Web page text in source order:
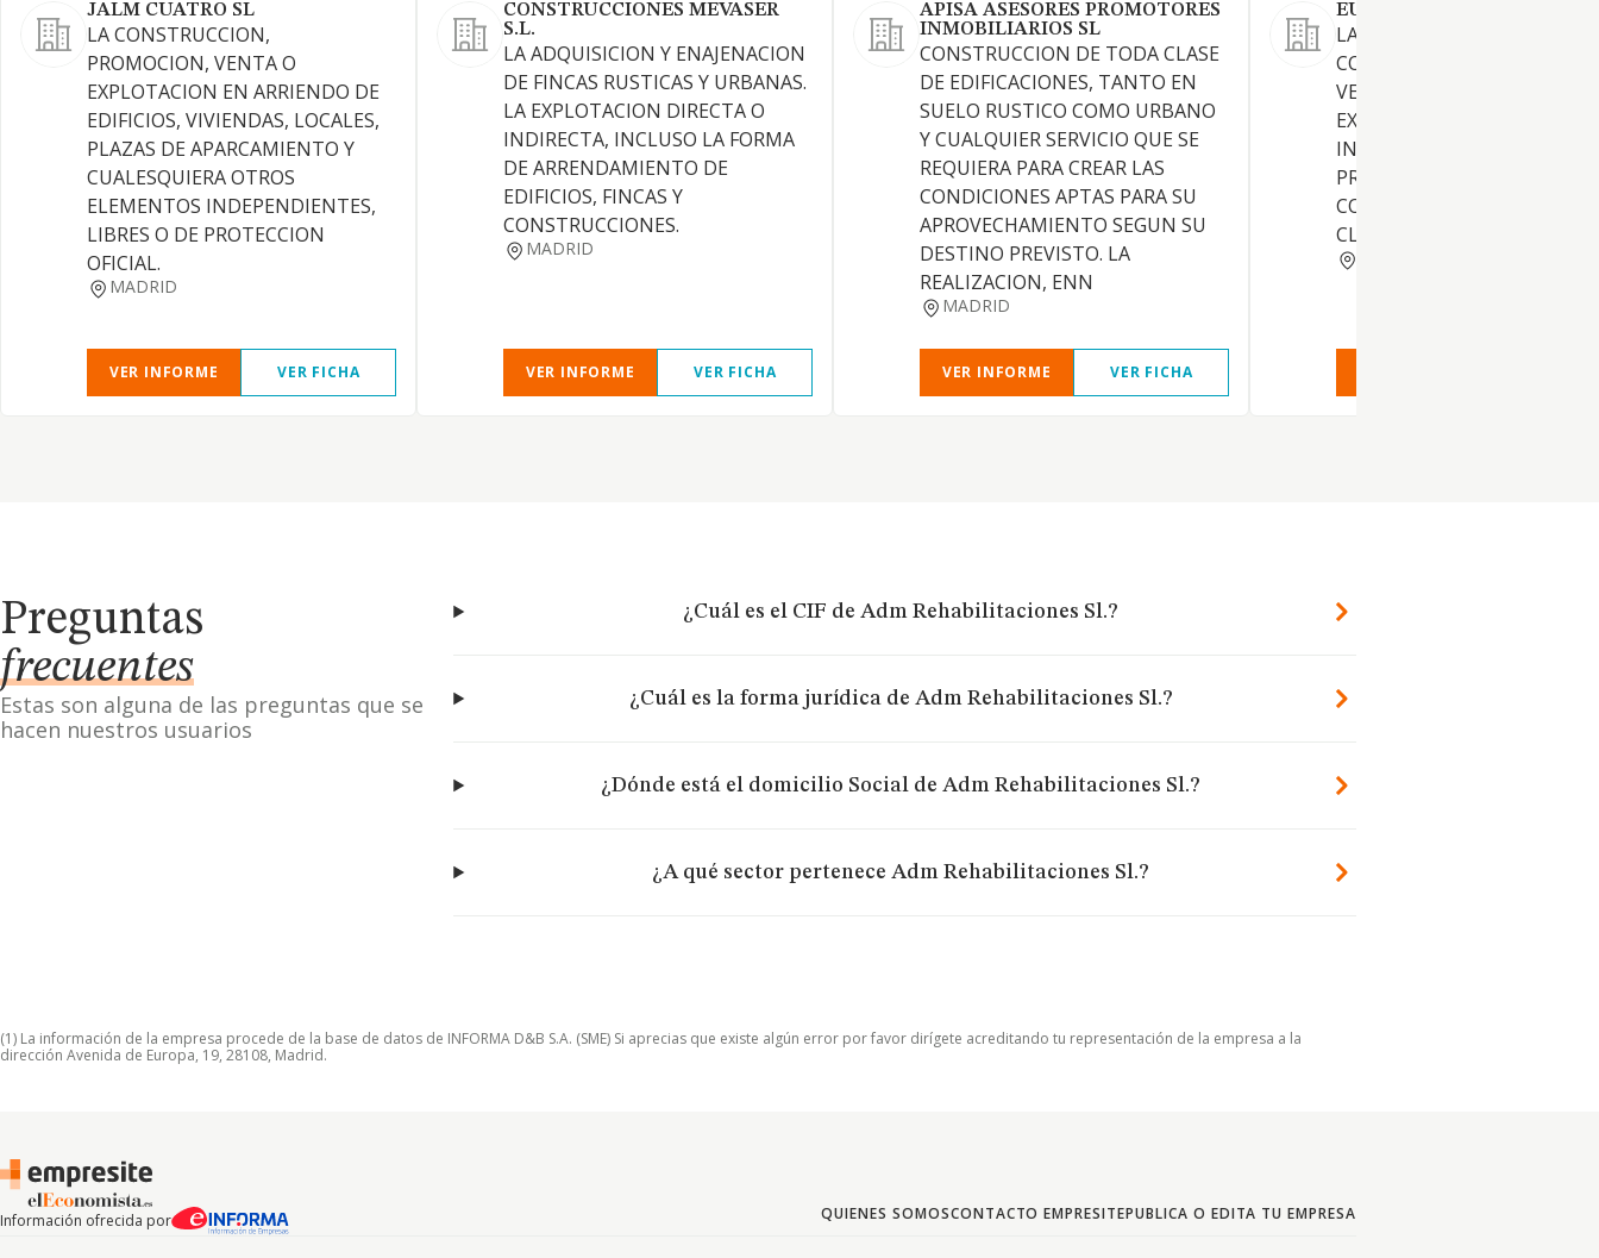
JALM CUATRO SL
LA CONSTRUCCION,
PROMOCION, VENTA O
EXPLOTACION EN ARRIENDO DE
EDIFICIOS, VIVIENDAS, LOCALES,
PLAZAS DE APARCAMIENTO Y
CUALESQUIERA OTROS
ELEMENTOS INDEPENDIENTES,
LIBRES O DE PROTECCION
OFICIAL.
MADRID
VER INFORME VER FICHA
CONSTRUCCIONES MEVASER
S.L.
LA ADQUISICION Y ENAJENACION
DE FINCAS RUSTICAS Y URBANAS.
LA EXPLOTACION DIRECTA O
INDIRECTA, INCLUSO LA FORMA
DE ARRENDAMIENTO DE
EDIFICIOS, FINCAS Y
CONSTRUCCIONES.
MADRID
VER INFORME VER FICHA
APISA ASESORES PROMOTORES
INMOBILIARIOS SL
CONSTRUCCION DE TODA CLASE
DE EDIFICACIONES, TANTO EN
SUELO RUSTICO COMO URBANO
Y CUALQUIER SERVICIO QUE SE
REQUIERA PARA CREAR LAS
CONDICIONES APTAS PARA SU
APROVECHAMIENTO SEGUN SU
DESTINO PREVISTO. LA
REALIZACION, ENN
MADRID
VER INFORME VER FICHA
EUROSESEÑA SL
LA PROMOCION,
CONSTRUCCION, COMPRA,
VENTA, ARRENDAMIENTO Y
EXPLOTACION DE TODA
INMUEBLES, LA
PROYECTOS DE OBRAS Y
CONSTRUCCIONES DE TODA
CLASE
Preguntas
frecuentes
Estas son alguna de las preguntas que se
hacen nuestros usuarios
¿Cuál es el CIF de Adm Rehabilitaciones Sl.?
¿Cuál es la forma jurídica de Adm Rehabilitaciones Sl.?
¿Dónde está el domicilio Social de Adm Rehabilitaciones Sl.?
¿A qué sector pertenece Adm Rehabilitaciones Sl.?
(1) La información de la empresa procede de la base de datos de INFORMA D&B S.A. (SME) Si aprecias que existe algún error por favor dirígete acreditando tu representación de la empresa a la
dirección Avenida de Europa, 19, 28108, Madrid.
Información ofrecida por QUIENES SOMOSCONTACTO EMPRESITEPUBLICA O EDITA TU EMPRESA